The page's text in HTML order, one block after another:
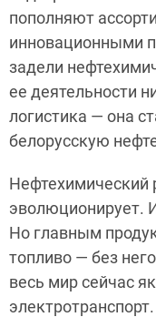
пополняют
инновационными
задели
ее деятельности
логистика — она
белорусскую
Нефтехимический
эволюционирует.
Но главным
топливо — без
весь мир сейчас